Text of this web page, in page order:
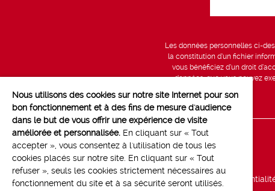
Les données personnelles ci-
la constitution d’un fichier
vous bénéficiez d’un droit
données, que vous pouvez
Line up
Marchés
Politique de
Nous utilisons des cookies sur notre site Internet pour son
bon fonctionnement et à des fins de mesure d'audience
dans le but de vous offrir une expérience de visite
améliorée et personnalisée. En cliquant sur « Tout
accepter », vous consentez à l'utilisation de tous les
cookies placés sur notre site. En cliquant sur « Tout
refuser », seuls les cookies strictement nécessaires au
fonctionnement du site et à sa sécurité seront utilisés.